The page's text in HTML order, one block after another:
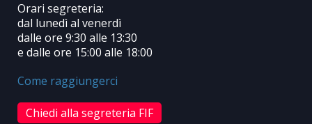
Orari segreteria:
dal lunedì al venerdì
dalle ore 9:30 alle 13:30
e dalle ore 15:00 alle 18:00
Come raggiungerci
Chiedi alla segreteria FIF